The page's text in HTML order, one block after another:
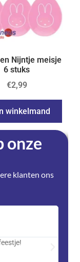
Nijntje meisje
6 stuks
€2,99
In winkelmand
onze
klanten ons